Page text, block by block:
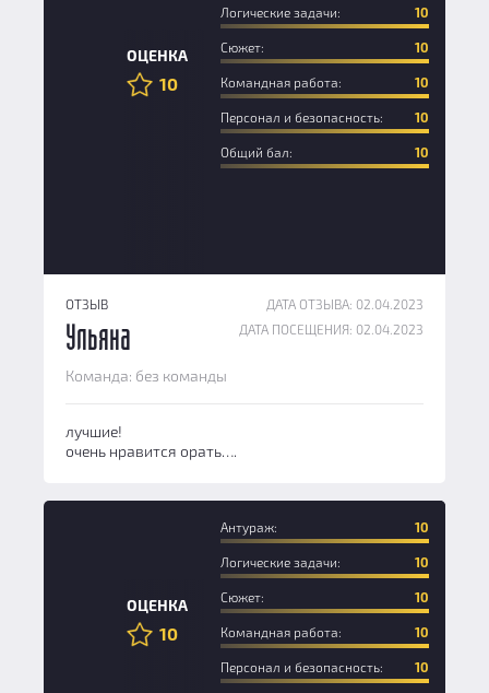
ОЦЕНКА
10
Логические задачи: 10
Сюжет: 10
Командная работа: 10
Персонал и безопасность: 10
Общий бал: 10
ОТЗЫВ
ДАТА ОТЗЫВА: 02.04.2023
ДАТА ПОСЕЩЕНИЯ: 02.04.2023
Ульяна
Команда: без команды
лучшие!
очень нравится орать….
ОЦЕНКА
10
Антураж: 10
Логические задачи: 10
Сюжет: 10
Командная работа: 10
Персонал и безопасность: 10